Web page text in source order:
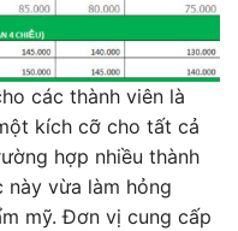
các thành viên là
kích cỡ cho tất cả
hợp nhiều thành
này vừa làm hỏng
mỹ. Đơn vị cung cấp